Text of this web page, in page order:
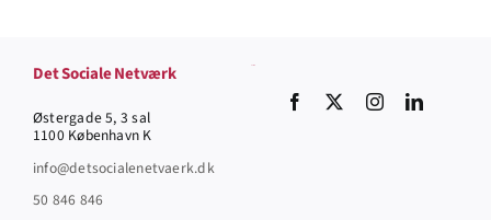
Det Sociale Netværk
Østergade 5, 3 sal
1100 København K
info@detsocialenetvaerk.dk
50 846 846